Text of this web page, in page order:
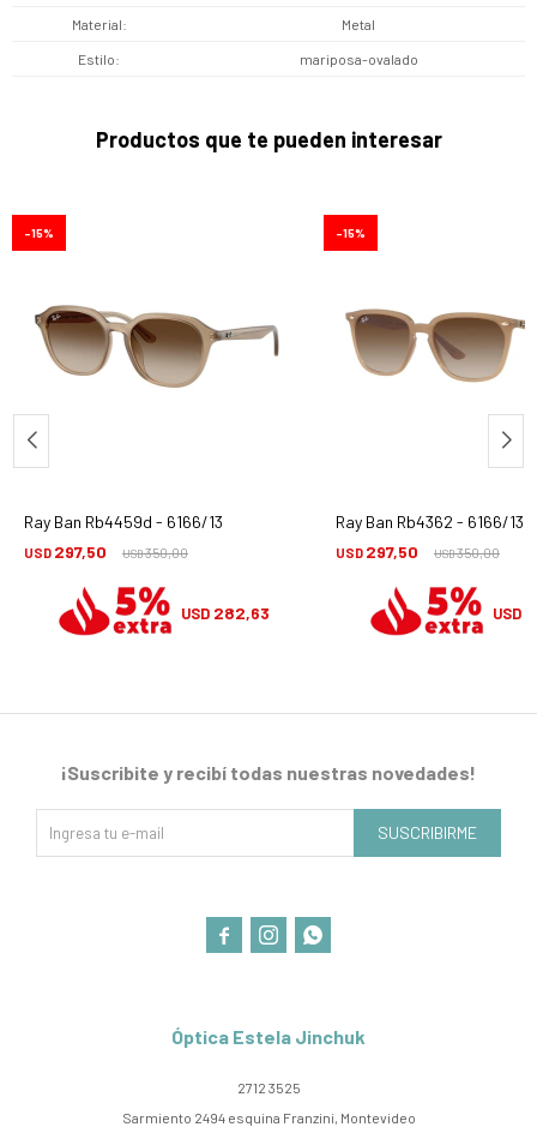
Material Metal
Estilo mariposa-ovalado
Productos que te pueden interesar
Ray Ban Rb4459d - 6166/13
USD 297,50 USD350,00
15
USD 282,63
Ray Ban Rb4362 - 6166/13
USD 297,50 USD350,00
15
USD
Óptica Estela Jinchuk
2712 3525
Sarmiento 2494 esquina Franzini, Montevideo
¡Suscribite y recibí todas nuestras novedades!
SUSCRIBIRME
  